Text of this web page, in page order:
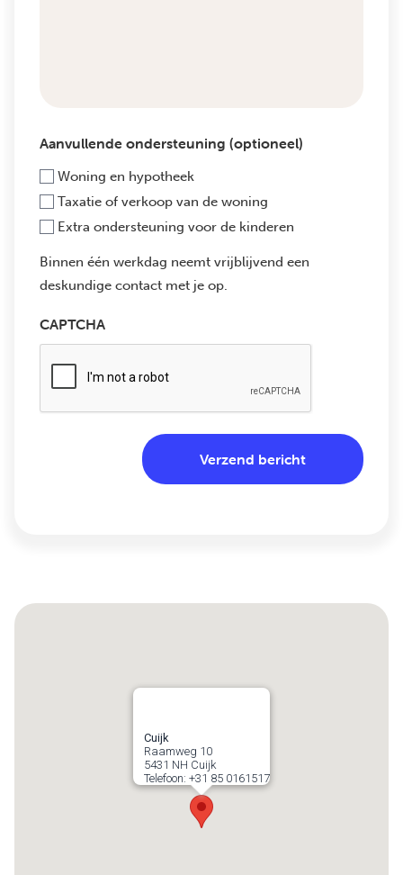
Aanvullende ondersteuning (optioneel)
Woning en hypotheek
Taxatie of verkoop van de woning
Extra ondersteuning voor de kinderen
Binnen één werkdag neemt vrijblijvend een
deskundige contact met je op.
CAPTCHA
Cuijk
Raamweg 10
5431 NH Cuijk
Telefoon: +31 85 0161517